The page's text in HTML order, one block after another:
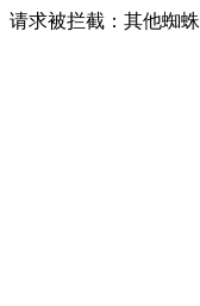
请求被拦截：其他蜘蛛